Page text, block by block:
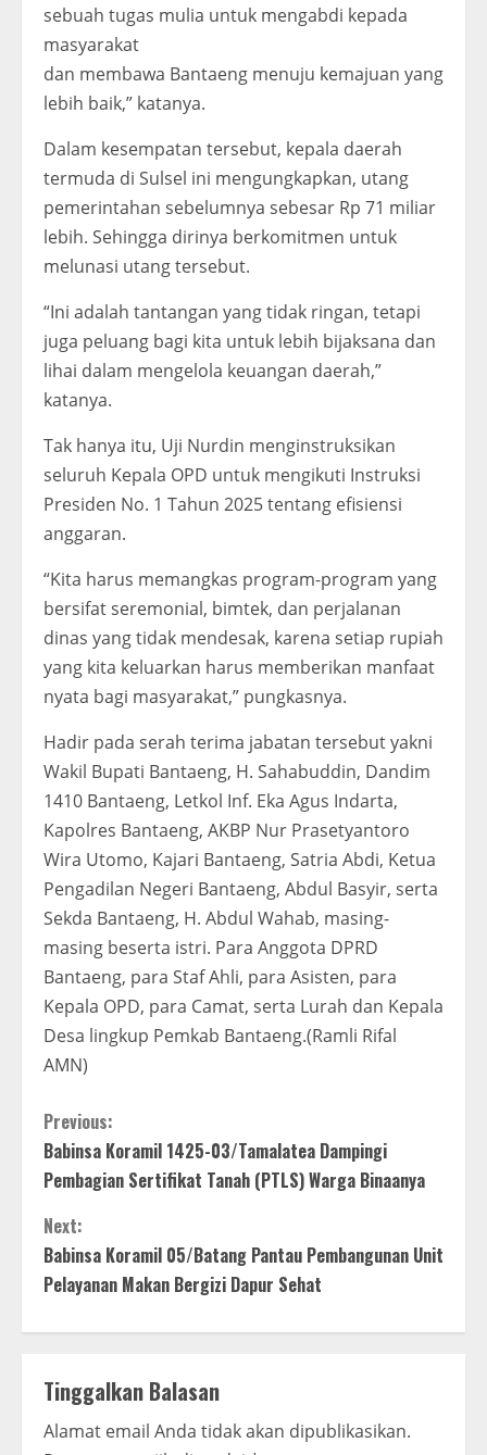
sebuah tugas mulia untuk mengabdi kepada
masyarakat
dan membawa Bantaeng menuju kemajuan yang
lebih baik,” katanya.
Dalam kesempatan tersebut, kepala daerah
termuda di Sulsel ini mengungkapkan, utang
pemerintahan sebelumnya sebesar Rp 71 miliar
lebih. Sehingga dirinya berkomitmen untuk
melunasi utang tersebut.
“Ini adalah tantangan yang tidak ringan, tetapi
juga peluang bagi kita untuk lebih bijaksana dan
lihai dalam mengelola keuangan daerah,”
katanya.
Tak hanya itu, Uji Nurdin menginstruksikan
seluruh Kepala OPD untuk mengikuti Instruksi
Presiden No. 1 Tahun 2025 tentang efisiensi
anggaran.
“Kita harus memangkas program-program yang
bersifat seremonial, bimtek, dan perjalanan
dinas yang tidak mendesak, karena setiap rupiah
yang kita keluarkan harus memberikan manfaat
nyata bagi masyarakat,” pungkasnya.
Hadir pada serah terima jabatan tersebut yakni
Wakil Bupati Bantaeng, H. Sahabuddin, Dandim
1410 Bantaeng, Letkol Inf. Eka Agus Indarta,
Kapolres Bantaeng, AKBP Nur Prasetyantoro
Wira Utomo, Kajari Bantaeng, Satria Abdi, Ketua
Pengadilan Negeri Bantaeng, Abdul Basyir, serta
Sekda Bantaeng, H. Abdul Wahab, masing-
masing beserta istri. Para Anggota DPRD
Bantaeng, para Staf Ahli, para Asisten, para
Kepala OPD, para Camat, serta Lurah dan Kepala
Desa lingkup Pemkab Bantaeng.(Ramli Rifal
AMN)
C
o
n
t
u
Previous:
Babinsa Koramil 1425-03/Tamalatea Dampingi
Pembagian Sertifikat Tanah (PTLS) Warga Binaanya
Next:
Babinsa Koramil 05/Batang Pantau Pembangunan Unit
Pelayanan Makan Bergizi Dapur Sehat
Tinggalkan Balasan
Alamat email Anda tidak akan dipublikasikan.